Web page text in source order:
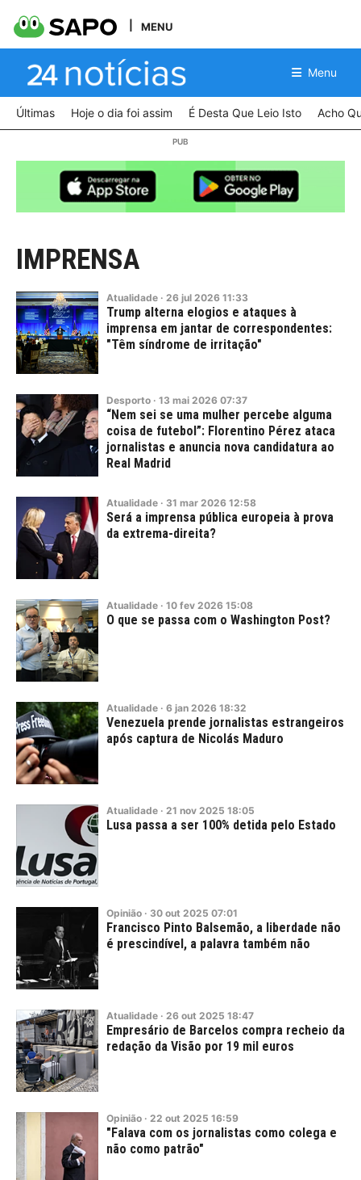
MENU
Menu
Últimas Hoje o dia foi assim É Desta Que Leio Isto Acho
IMPRENSA
Atualidade · 26 jul 2026 11:33
Trump alterna elogios e ataques à
imprensa em jantar de correspondentes:
"Têm síndrome de irritação"
Desporto · 13 mai 2026 07:37
“Nem sei se uma mulher percebe alguma
coisa de futebol”: Florentino Pérez ataca
jornalistas e anuncia nova candidatura ao
Real Madrid
Atualidade · 31 mar 2026 12:58
Será a imprensa pública europeia à prova
da extrema-direita?
Atualidade · 10 fev 2026 15:08
O que se passa com o Washington Post?
Atualidade · 6 jan 2026 18:32
Venezuela prende jornalistas estrangeiros
após captura de Nicolás Maduro
Atualidade · 21 nov 2025 18:05
Lusa passa a ser 100% detida pelo Estado
Opinião · 30 out 2025 07:01
Francisco Pinto Balsemão, a liberdade não
é prescindível, a palavra também não
Atualidade · 26 out 2025 18:47
Empresário de Barcelos compra recheio da
redação da Visão por 19 mil euros
Opinião · 22 out 2025 16:59
"Falava com os jornalistas como colega e
não como patrão"